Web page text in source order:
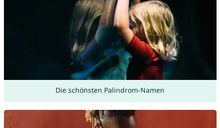
Die schönsten Palindrom-Namen